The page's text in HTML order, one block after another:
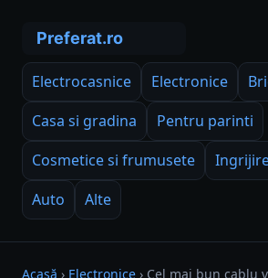
Electrocasnice Electronice
Casa si gradina
Pentru parinti
Cosmetice si frumusete
Auto
Alte
Acasă › Electronice › Cel mai bun cablu